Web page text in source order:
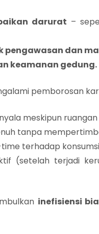
darurat –
pengawasan dan
keamanan gedung.
pemborosan
meskipun ruangan
tanpa
terhadap
(setelah terjadi
inefisiensi